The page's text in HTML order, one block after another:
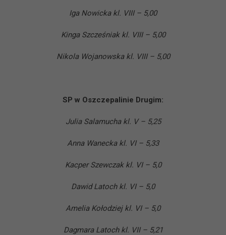
Iga Nowicka kl. VIII – 5,00
Kinga Szcześniak kl. VIII – 5,00
Nikola Wojanowska kl. VIII – 5,00
SP w Oszczepalinie Drugim:
Julia Salamucha kl. V – 5,25
Anna Wanecka kl. VI – 5,33
Kacper Szewczak kl. VI – 5,0
Dawid Latoch kl. VI – 5,0
Amelia Kołodziej kl. VI – 5,0
Dagmara Latoch kl. VII – 5,21